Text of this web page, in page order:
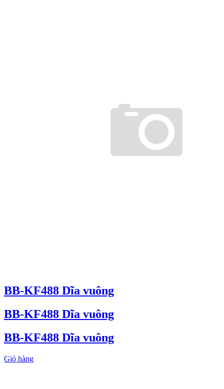
BB-KF488 Dĩa vuông
BB-KF488 Dĩa vuông
BB-KF488 Dĩa vuông
Giỏ hàng